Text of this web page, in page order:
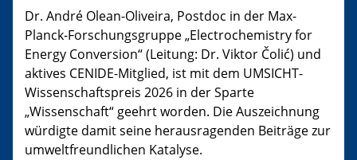
Dr. André Olean-Oliveira, Postdoc in der Max-
Planck-Forschungsgruppe „Electrochemistry for
Energy Conversion“ (Leitung: Dr. Viktor Čolić) und
aktives CENIDE-Mitglied, ist mit dem UMSICHT-
Wissenschaftspreis 2026 in der Sparte
„Wissenschaft“ geehrt worden. Die Auszeichnung
würdigte damit seine herausragenden Beiträge zur
umweltfreundlichen Katalyse.